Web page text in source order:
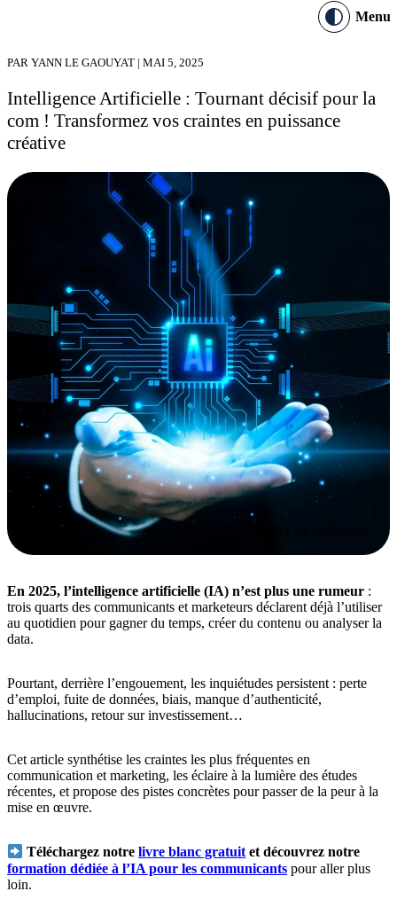
Menu
PAR YANN LE GAOUYAT | MAI 5, 2025
Intelligence Artificielle : Tournant décisif pour la
com ! Transformez vos craintes en puissance
créative
En 2025, l’intelligence artificielle (IA) n’est plus une rumeur :
trois quarts des communicants et marketeurs déclarent déjà l’utiliser
au quotidien pour gagner du temps, créer du contenu ou analyser la
data.
Pourtant, derrière l’engouement, les inquiétudes persistent : perte
d’emploi, fuite de données, biais, manque d’authenticité,
hallucinations, retour sur investissement…
Cet article synthétise les craintes les plus fréquentes en
communication et marketing, les éclaire à la lumière des études
récentes, et propose des pistes concrètes pour passer de la peur à la
mise en œuvre.
Téléchargez notrelivre blanc gratuitet découvrez notre
formation dédiée à l’IA pour les communicants pour aller plus
loin.